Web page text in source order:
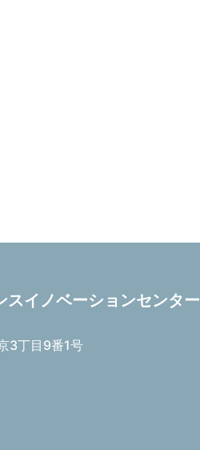
スイノベーションセンター
3丁⽬9番1号